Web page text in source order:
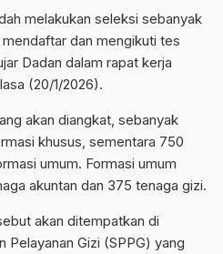
melakukan seleksi sebanyak
dan mengikuti tes
Dadan dalam rapat kerja
(20/1/2026).
akan diangkat, sebanyak
khusus, sementara 750
umum. Formasi umum
akuntan dan 375 tenaga gizi.
akan ditempatkan di
Pelayanan Gizi (SPPG) yang